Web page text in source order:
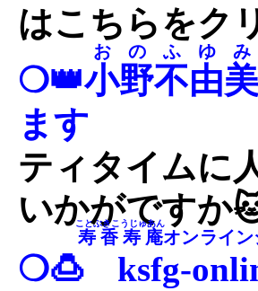
はこちらをク
❍👑小野不由美
おのふゆみ
ます
ティタイムに
いかがですか
❍🍮
ksfg-
寿香寿庵
ことぶきこうじゅあん
オンライ